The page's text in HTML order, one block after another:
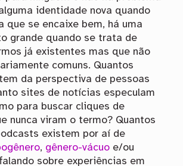
identidade nova quando
que se encaixe bem, há uma
grande quando se trata de
já existentes mas que não
comuns. Quantos
da perspectiva de pessoas
sites de notícias especulam
para buscar cliques de
nunca viram o termo? Quantos
existem por aí de
, gênero-vácuoe/ou
sobre experiências em